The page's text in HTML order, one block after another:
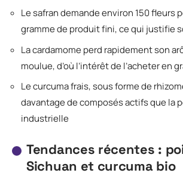
Le safran demande environ 150 fleurs
gramme de produit fini, ce qui justifie
La cardamome perd rapidement son
moulue, d’où l’intérêt de l’acheter en
Le curcuma frais, sous forme de
davantage de composés actifs que la
industrielle
Tendances récentes :
Sichuan et curcuma bio